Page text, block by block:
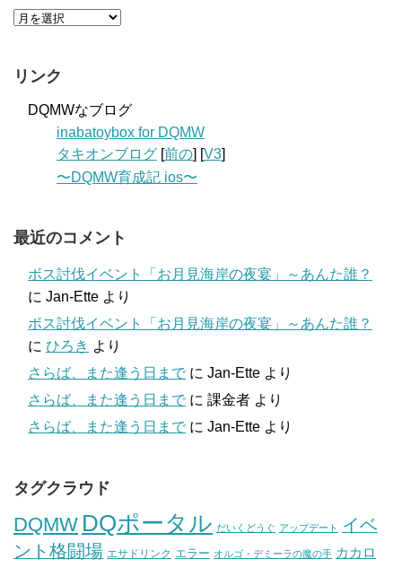
リンク
DQMWなブログ
inabatoybox for DQMW
タキオンブログ [前の] [V3]
〜DQMW育成記 ios〜
最近のコメント
ボス討伐イベント「お月見海岸の夜宴」～あんた誰？
に Jan-Ette より
ボス討伐イベント「お月見海岸の夜宴」～あんた誰？
に ひろき より
さらば、また逢う日まで に Jan-Ette より
さらば、また逢う日まで に 課金者 より
さらば、また逢う日まで に Jan-Ette より
タグクラウド
DQMW DQポータル だいくどうぐ アップデート
イベ
ント格闘場 エサドリンク エラー オルゴ・デミーラの魔の手 カカロ